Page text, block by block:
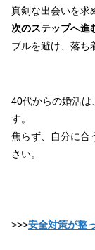
真剣な出会いを求
次のステップへ進
ブルを避け、落ち
40代からの婚活は
す。
焦らず、自分に合
さい。
>>>安全対策が整